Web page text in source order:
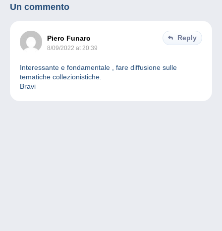
Un commento
Piero Funaro
8/09/2022 at 20:39
Reply
Interessante e fondamentale , fare diffusione sulle
tematiche collezionistiche.
Bravi